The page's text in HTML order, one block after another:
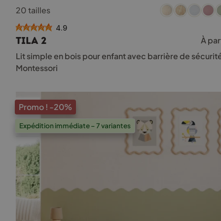
produit
a
plusieurs
variations.
Les
options
peuvent
choisies
sur
la
page
produit
20 tailles
4.9
TILA 2 À
Lit simple en bois pour enfant avec barrière de
Montessori
Promo ! -20%
Expédition immédiate – 7 variantes